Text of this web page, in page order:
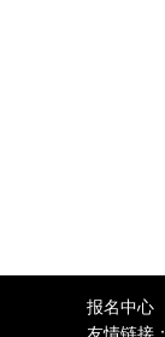
报名中心
友情链接：